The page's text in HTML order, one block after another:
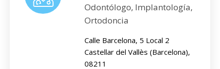
Odontólogo, Implantología,
Ortodoncia
Calle Barcelona, 5 Local 2
Castellar del Vallès (Barcelona),
08211